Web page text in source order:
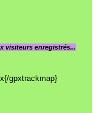
visiteurs enregistrés...
gpxtrackmap}